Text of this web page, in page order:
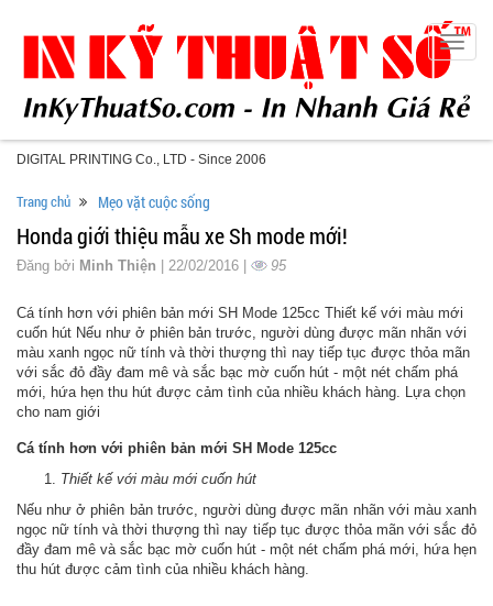
DIGITAL PRINTING Co., LTD - Since 2006
Toggle
Trang chủ Mẹo vặt cuộc sống
Honda giới thiệu mẫu xe Sh mode mới!
Đăng bởi Minh Thiện | 22/02/2016 | 95
Cá tính hơn với phiên bản mới SH Mode 125cc Thiết kế với màu mới
cuốn hút Nếu như ở phiên bản trước, người dùng được mãn nhãn với
màu xanh ngọc nữ tính và thời thượng thì nay tiếp tục được thỏa mãn
với sắc đỏ đầy đam mê và sắc bạc mờ cuốn hút - một nét chấm phá
mới, hứa hẹn thu hút được cảm tình của nhiều khách hàng. Lựa chọn
cho nam giới
Cá tính hơn với phiên bản mới SH Mode 125cc
Thiết kế với màu mới cuốn hút
Nếu như ở phiên bản trước, người dùng được mãn nhãn với màu xanh
ngọc nữ tính và thời thượng thì nay tiếp tục được thỏa mãn với sắc đỏ
đầy đam mê và sắc bạc mờ cuốn hút - một nét chấm phá mới, hứa hẹn
thu hút được cảm tình của nhiều khách hàng.